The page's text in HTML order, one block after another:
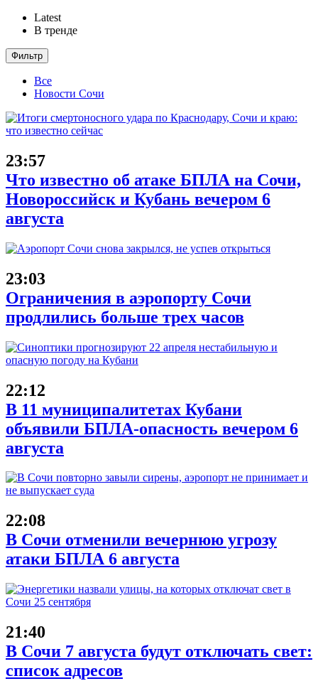
Latest
В тренде
Фильтр
Все
Новости Сочи
23:57
Что известно об атаке БПЛА на Сочи,
Новороссийск и Кубань вечером 6
августа
23:03
Ограничения в аэропорту Сочи
продлились больше трех часов
22:12
В 11 муниципалитетах Кубани
объявили БПЛА-опасность вечером 6
августа
22:08
В Сочи отменили вечернюю угрозу
атаки БПЛА 6 августа
21:40
В Сочи 7 августа будут отключать свет:
список адресов